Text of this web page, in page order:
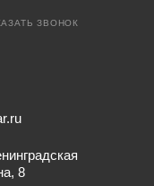
ЗВОНОК
8